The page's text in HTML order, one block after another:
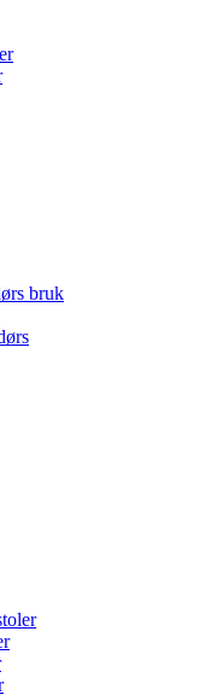
bruk